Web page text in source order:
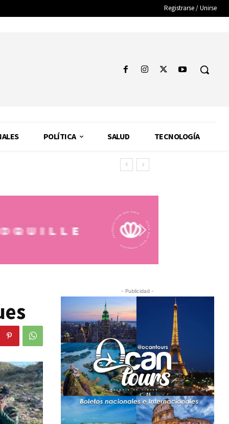
Registrarse / Unirse
POLÍTICA SALUD TECNOLOGÍA
- Publicidad -